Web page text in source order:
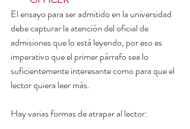
El ensayo para ser admitido en la universidad
debe capturar la atención del oficial de
admisiones que lo está leyendo, por eso es
imperativo que el primer párrafo sea lo
suficientemente interesante como para que el
lector quiera leer más.
Hay varias formas de atrapar al lector: